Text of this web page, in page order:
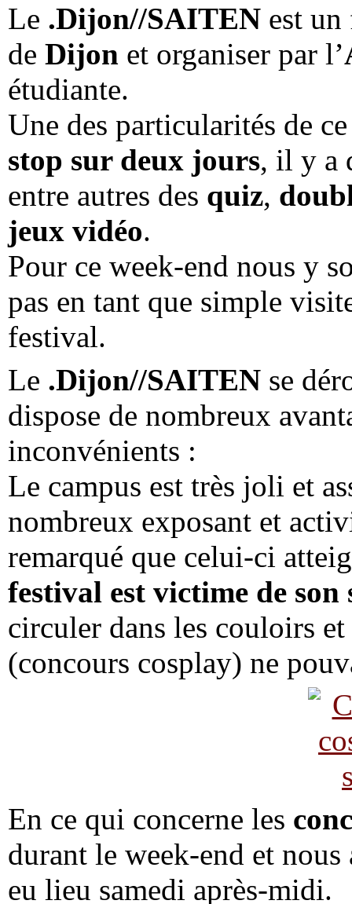
Le .Dijon//SAITENest un
de Dijon et organiser par l’
étudiante.
Une des particularités de
stop sur deux jours, il y a
entre autres des quiz,
jeux vidéo.
Pour ce week-end nous y
pas en tant que simple
festival.
Le .Dijon//SAITENse
dispose de nombreux
inconvénients :
Le campus est très joli et
nombreux exposant et
remarqué que celui-ci
festival est victime de son
circuler dans les couloirs
(concours cosplay) ne
En ce qui concerne les
durant le week-end et
eu lieu samedi après-midi.